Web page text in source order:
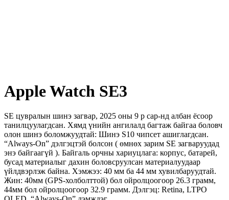
Apple Watch SE3
SE цувралын шинэ загвар, 2025 оны 9 р сар-нд албан ёсоор
танилцуулагдсан. Хямд үнийн ангилалд багтаж байгаа боловч
олон шинэ боломжуудтай: Шинэ S10 чипсет ашиглагдсан.
“Always-On” дэлгэцтэй болсон ( өмнөх зарим SE загваруудад
энэ байгаагүй ). Байгаль орчны хариуцлага: корпус, батарей,
бусад материалыг дахин боловсруулсан материалуудаар
үйлдвэрлэж байна. Хэмжээ: 40 мм ба 44 мм хувилбаруудтай.
Жин: 40мм (GPS-холболттой) бол ойролцоогоор 26.3 грамм,
44мм бол ойролцоогоор 32.9 грамм. Дэлгэц: Retina, LTPO